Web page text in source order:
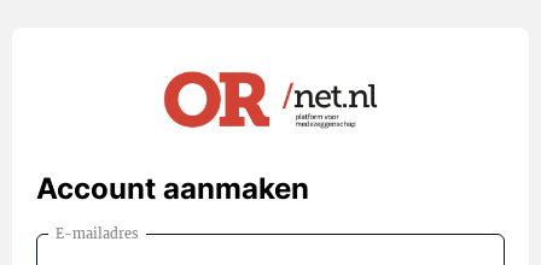
Account aanmaken
E-mailadres